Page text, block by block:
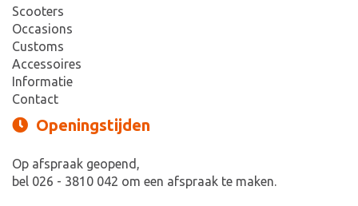
Scooters
Occasions
Customs
Accessoires
Informatie
Contact
Openingstijden
Op afspraak geopend,
bel 026 - 3810 042 om een afspraak te maken.